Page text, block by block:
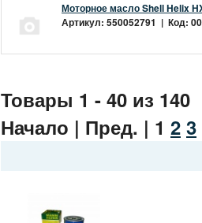
Моторное масло Shell Helix
Артикул: 550052791 | Код:
Товары 1 - 40 из 140
Начало | Пред. | 1 2 3